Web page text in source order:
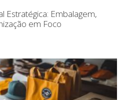
Estratégica: Embalagem,
em Foco